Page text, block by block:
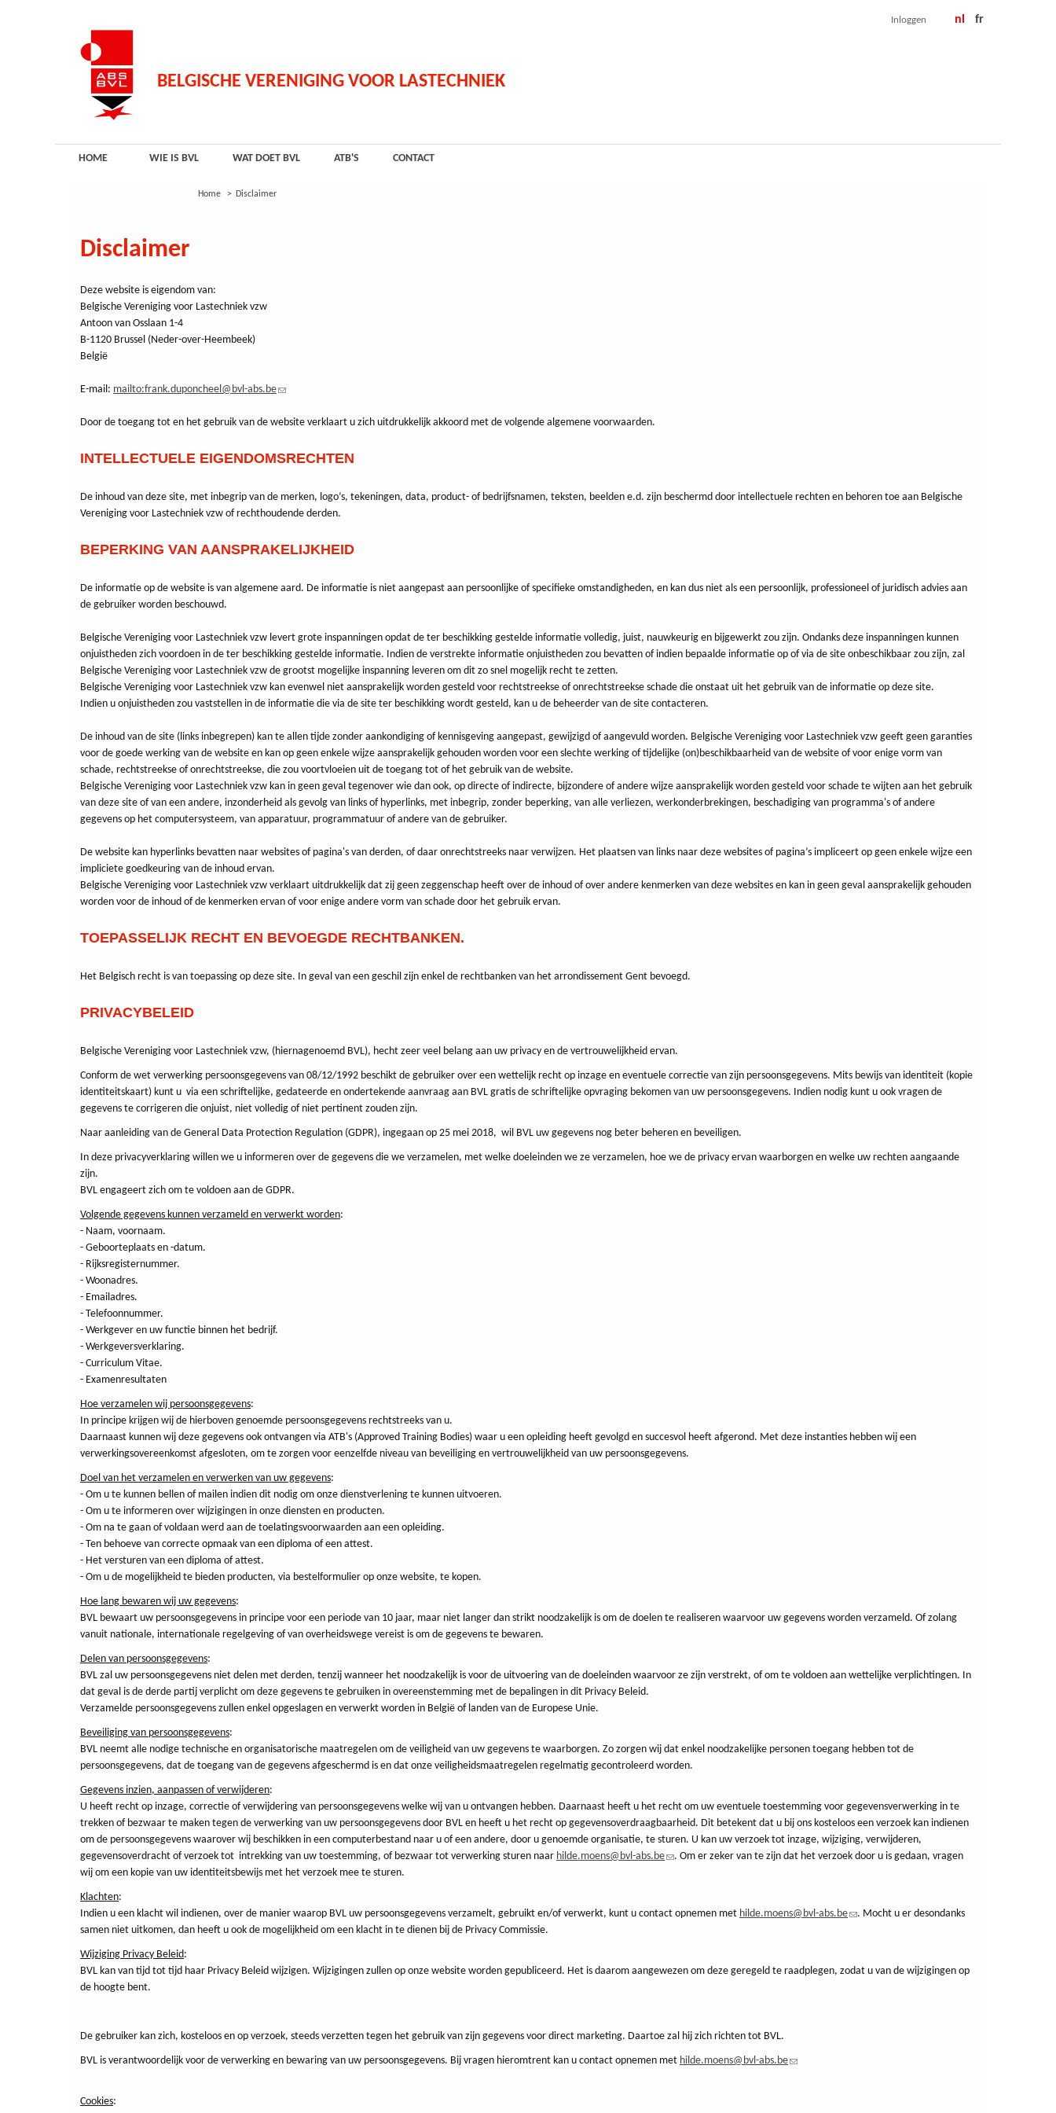
Inloggen nl fr
BELGISCHE VERENIGING VOOR LASTECHNIEK
HOME WIE IS BVL WAT DOET BVL ATB'S CONTACT
Home Disclaimer
Disclaimer
Deze website is eigendom van:
Belgische Vereniging voor Lastechniek vzw
Antoon van Osslaan 1-4
B-1120 Brussel (Neder-over-Heembeek)
België
E-mail: mailto:frank.duponcheel@bvl-abs.be(link
een
mail)
Door de toegang tot en het gebruik van de website verklaart u zich uitdrukkelijk akkoord met de volgende algemene voorwaarden.
INTELLECTUELE EIGENDOMSRECHTEN
De inhoud van deze site, met inbegrip van de merken, logo’s, tekeningen, data, product- of bedrijfsnamen, teksten, beelden e.d. zijn beschermd door intellectuele rechten en behoren toe aan Belgische
Vereniging voor Lastechniek vzw of rechthoudende derden.
BEPERKING VAN AANSPRAKELIJKHEID
De informatie op de website is van algemene aard. De informatie is niet aangepast aan persoonlijke of specifieke omstandigheden, en kan dus niet als een persoonlijk, professioneel of juridisch advies aan
de gebruiker worden beschouwd.
Belgische Vereniging voor Lastechniek vzw levert grote inspanningen opdat de ter beschikking gestelde informatie volledig, juist, nauwkeurig en bijgewerkt zou zijn. Ondanks deze inspanningen kunnen
onjuistheden zich voordoen in de ter beschikking gestelde informatie. Indien de verstrekte informatie onjuistheden zou bevatten of indien bepaalde informatie op of via de site onbeschikbaar zou zijn, zal
Belgische Vereniging voor Lastechniek vzw de grootst mogelijke inspanning leveren om dit zo snel mogelijk recht te zetten.
Belgische Vereniging voor Lastechniek vzw kan evenwel niet aansprakelijk worden gesteld voor rechtstreekse of onrechtstreekse schade die onstaat uit het gebruik van de informatie op deze site.
Indien u onjuistheden zou vaststellen in de informatie die via de site ter beschikking wordt gesteld, kan u de beheerder van de site contacteren.
De inhoud van de site (links inbegrepen) kan te allen tijde zonder aankondiging of kennisgeving aangepast, gewijzigd of aangevuld worden. Belgische Vereniging voor Lastechniek vzw geeft geen garanties
voor de goede werking van de website en kan op geen enkele wijze aansprakelijk gehouden worden voor een slechte werking of tijdelijke (on)beschikbaarheid van de website of voor enige vorm van
schade, rechtstreekse of onrechtstreekse, die zou voortvloeien uit de toegang tot of het gebruik van de website.
Belgische Vereniging voor Lastechniek vzw kan in geen geval tegenover wie dan ook, op directe of indirecte, bijzondere of andere wijze aansprakelijk worden gesteld voor schade te wijten aan het gebruik
van deze site of van een andere, inzonderheid als gevolg van links of hyperlinks, met inbegrip, zonder beperking, van alle verliezen, werkonderbrekingen, beschadiging van programma's of andere
gegevens op het computersysteem, van apparatuur, programmatuur of andere van de gebruiker.
De website kan hyperlinks bevatten naar websites of pagina's van derden, of daar onrechtstreeks naar verwijzen. Het plaatsen van links naar deze websites of pagina’s impliceert op geen enkele wijze een
impliciete goedkeuring van de inhoud ervan.
Belgische Vereniging voor Lastechniek vzw verklaart uitdrukkelijk dat zij geen zeggenschap heeft over de inhoud of over andere kenmerken van deze websites en kan in geen geval aansprakelijk gehouden
worden voor de inhoud of de kenmerken ervan of voor enige andere vorm van schade door het gebruik ervan.
TOEPASSELIJK RECHT EN BEVOEGDE RECHTBANKEN.
Het Belgisch recht is van toepassing op deze site. In geval van een geschil zijn enkel de rechtbanken van het arrondissement Gent bevoegd.
PRIVACYBELEID
Belgische Vereniging voor Lastechniek vzw, (hiernagenoemd BVL), hecht zeer veel belang aan uw privacy en de vertrouwelijkheid ervan.
Conform de wet verwerking persoonsgegevens van 08/12/1992 beschikt de gebruiker over een wettelijk recht op inzage en eventuele correctie van zijn persoonsgegevens. Mits bewijs van identiteit (kopie
identiteitskaart) kunt u via een schriftelijke, gedateerde en ondertekende aanvraag aan BVL gratis de schriftelijke opvraging bekomen van uw persoonsgegevens. Indien nodig kunt u ook vragen de
gegevens te corrigeren die onjuist, niet volledig of niet pertinent zouden zijn.
Naar aanleiding van de General Data Protection Regulation (GDPR), ingegaan op 25 mei 2018, wil BVL uw gegevens nog beter beheren en beveiligen.
In deze privacyverklaring willen we u informeren over de gegevens die we verzamelen, met welke doeleinden we ze verzamelen, hoe we de privacy ervan waarborgen en welke uw rechten aangaande
zijn.
BVL engageert zich om te voldoen aan de GDPR.
Volgende gegevens kunnen verzameld en verwerkt worden:
- Naam, voornaam.
- Geboorteplaats en -datum.
- Rijksregisternummer.
- Woonadres.
- Emailadres.
- Telefoonnummer.
- Werkgever en uw functie binnen het bedrijf.
- Werkgeversverklaring.
- Curriculum Vitae.
- Examenresultaten
Hoe verzamelen wij persoonsgegevens:
In principe krijgen wij de hierboven genoemde persoonsgegevens rechtstreeks van u.
Daarnaast kunnen wij deze gegevens ook ontvangen via ATB's (Approved Training Bodies) waar u een opleiding heeft gevolgd en succesvol heeft afgerond. Met deze instanties hebben wij een
verwerkingsovereenkomst afgesloten, om te zorgen voor eenzelfde niveau van beveiliging en vertrouwelijkheid van uw persoonsgegevens.
Doel van het verzamelen en verwerken van uw gegevens:
- Om u te kunnen bellen of mailen indien dit nodig om onze dienstverlening te kunnen uitvoeren.
- Om u te informeren over wijzigingen in onze diensten en producten.
- Om na te gaan of voldaan werd aan de toelatingsvoorwaarden aan een opleiding.
- Ten behoeve van correcte opmaak van een diploma of een attest.
- Het versturen van een diploma of attest.
- Om u de mogelijkheid te bieden producten, via bestelformulier op onze website, te kopen.
Hoe lang bewaren wij uw gegevens:
BVL bewaart uw persoonsgegevens in principe voor een periode van 10 jaar, maar niet langer dan strikt noodzakelijk is om de doelen te realiseren waarvoor uw gegevens worden verzameld. Of zolang
vanuit nationale, internationale regelgeving of van overheidswege vereist is om de gegevens te bewaren.
Delen van persoonsgegevens:
BVL zal uw persoonsgegevens niet delen met derden, tenzij wanneer het noodzakelijk is voor de uitvoering van de doeleinden waarvoor ze zijn verstrekt, of om te voldoen aan wettelijke verplichtingen. In
dat geval is de derde partij verplicht om deze gegevens te gebruiken in overeenstemming met de bepalingen in dit Privacy Beleid.
Verzamelde persoonsgegevens zullen enkel opgeslagen en verwerkt worden in België of landen van de Europese Unie.
Beveiliging van persoonsgegevens:
BVL neemt alle nodige technische en organisatorische maatregelen om de veiligheid van uw gegevens te waarborgen. Zo zorgen wij dat enkel noodzakelijke personen toegang hebben tot de
persoonsgegevens, dat de toegang van de gegevens afgeschermd is en dat onze veiligheidsmaatregelen regelmatig gecontroleerd worden.
Gegevens inzien, aanpassen of verwijderen:
U heeft recht op inzage, correctie of verwijdering van persoonsgegevens welke wij van u ontvangen hebben. Daarnaast heeft u het recht om uw eventuele toestemming voor gegevensverwerking in te
trekken of bezwaar te maken tegen de verwerking van uw persoonsgegevens door BVL en heeft u het recht op gegevensoverdraagbaarheid. Dit betekent dat u bij ons kosteloos een verzoek kan indienen
om de persoonsgegevens waarover wij beschikken in een computerbestand naar u of een andere, door u genoemde organisatie, te sturen. U kan uw verzoek tot inzage, wijziging, verwijderen,
gegevensoverdracht of verzoek tot intrekking van uw toestemming, of bezwaar tot verwerking sturen naar hilde.moens@bvl-abs.be(link. Om er zeker van te zijn dat het verzoek door u is gedaan, vragen
wij om een kopie van uw identiteitsbewijs met het verzoek mee te sturen.
Klachten:
Indien u een klacht wil indienen, over de manier waarop BVL uw persoonsgegevens verzamelt, gebruikt en/of verwerkt, kunt u contact opnemen met hilde.moens@bvl-abs.be(link
e-
. Mocht u er desondanks
samen niet uitkomen, dan heeft u ook de mogelijkheid om een klacht in te dienen bij de Privacy Commissie.
Wijziging Privacy Beleid:
BVL kan van tijd tot tijd haar Privacy Beleid wijzigen. Wijzigingen zullen op onze website worden gepubliceerd. Het is daarom aangewezen om deze geregeld te raadplegen, zodat u van de wijzigingen op
de hoogte bent.
De gebruiker kan zich, kosteloos en op verzoek, steeds verzetten tegen het gebruik van zijn gegevens voor direct marketing. Daartoe zal hij zich richten tot BVL.
BVL is verantwoordelijk voor de verwerking en bewaring van uw persoonsgegevens. Bij vragen hieromtrent kan u contact opnemen met hilde.moens@bvl-abs.be(link
Cookies: